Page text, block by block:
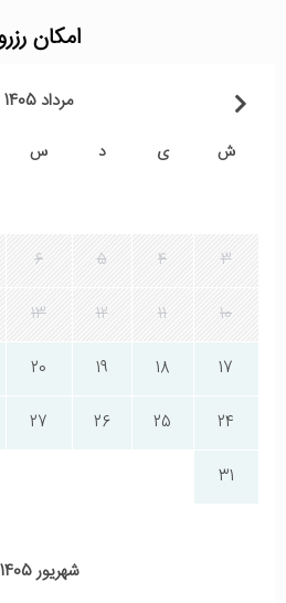
امکان
مرداد 1405
ش ی د س
3
4
5
6
10
11
12
13
17
18
19
20
24
25
26
27
31
شهریور 1405